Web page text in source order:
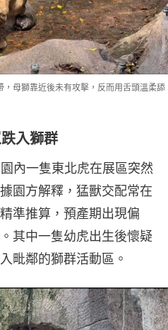
母獅靠近後未有攻擊，反而用舌頭溫柔舔
入獅群
內一隻東北虎在展區突然
園方解釋，猛獸交配常在
準推算，預產期出現偏
其中一隻幼虎出生後懷疑
毗鄰的獅群活動區。